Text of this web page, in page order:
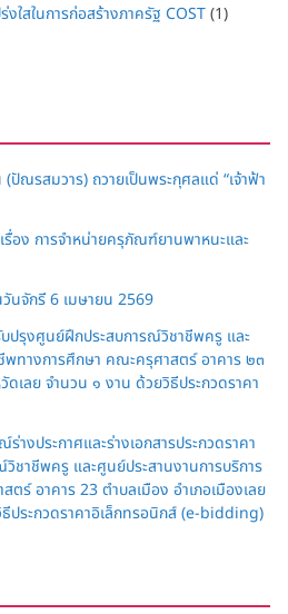
งใสในการก่อสร้างภาครัฐ COST(1)
ณรสมวาร) ถวายเป็นพระกุศลแด่ “เจ้าฟ้า
รื่อง การจำหน่ายครุภัณฑ์ยานพาหนะและ
นจักรี 6 เมษายน 2569
บปรุงศูนย์ฝึกประสบการณ์วิชาชีพครู และ
พทางการศึกษา คณะครุศาสตร์ อาคาร ๒๓
ดเลย จำนวน ๑ งาน ด้วยวิธีประกวดราคา
างประกาศและร่างเอกสารประกวดราคา
ชาชีพครู และศูนย์ประสานงานการบริการ
ร์ อาคาร 23 ตำบลเมือง อำเภอเมืองเลย
ประกวดราคาอิเล็กทรอนิกส์ (e-bidding)